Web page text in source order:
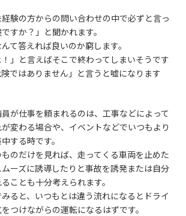
験の方からの問い合わせの中で必ずと言っ
すか？」と聞かれます。
て答えれば良いのか窮します。
！」と言えばそこで終わってしまいそうです
ではありません」と言うと嘘になります
が仕事を頼まれるのは、工事などによって
変わる場合や、イベントなどでいつもより
する時です。
のだけを見れば、走ってくる車両を止めた
ーズに誘導したりと事故を誘発または自分
ことも十分考えられます。
ると、いつもとは違う流れになるとドライ
つけながらの運転になるはずです。